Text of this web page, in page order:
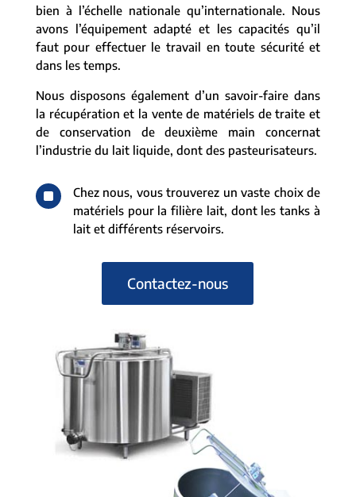
bien à l’échelle nationale qu’internationale. Nous
avons l’équipement adapté et les capacités qu’il
faut pour effectuer le travail en toute sécurité et
dans les temps.
Nous disposons également d’un savoir-faire dans
la récupération et la vente de matériels de traite et
de conservation de deuxième main concernat
l’industrie du lait liquide, dont des pasteurisateurs.
^
Chez nous, vous trouverez un vaste choix de
matériels pour la filière lait, dont les tanks à
lait et différents réservoirs.
Contactez-nous